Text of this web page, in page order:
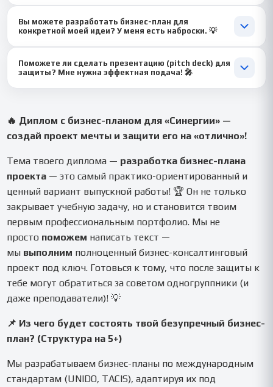
выводы из этого следуют. Мы подготовим тебя к защите так,
что ты будешь чувствовать себя уверенно! 💪
реалистичные допущения и строго следуем методичке
«Синергии». Наша цель — твоя успешная защита, а не
формальное выполнение. Гарантия на доработки — твоя
страховка!
Вы можете разработать бизнес-план для
конкретной моей идеи? У меня есть наброски. 💡
превратим их в профессиональный документ. Чем больше
деталей ты предоставишь (ниша, примерные вложения,
целевая аудитория), тем точнее и уникальнее будет результат.
Поможете ли сделать презентацию (pitch deck) для
защиты? Мне нужна эффектная подача! 🎤
Canva, которая визуализирует ключевые моменты плана:
показатели. А также напишем яркий, структурированный
сценарий выступления. Ты будешь блистать! ✨
🔥 Диплом с бизнес-планом для «Синергии» —
создай проект мечты и защити его на «отлично»!
Тема твоего диплома — разработка бизнес-плана
проекта — это самый практико-ориентированный и
ценный вариант выпускной работы! 🏆 Он не только
закрывает учебную задачу, но и становится твоим
первым профессиональным портфолио. Мы не
просто поможем написать текст —
мы выполним полноценный бизнес-консалтинговый
проект под ключ. Готовься к тому, что после защиты к
тебе могут обратиться за советом одногруппники (и
даже преподаватели)! 💡
📌 Из чего будет состоять твой безупречный бизнес-
план? (Структура на 5+)
Мы разрабатываем бизнес-планы по международным
стандартам (UNIDO, TACIS), адаптируя их под